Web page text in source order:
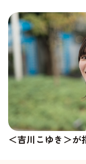
＜吉川こゆき＞が